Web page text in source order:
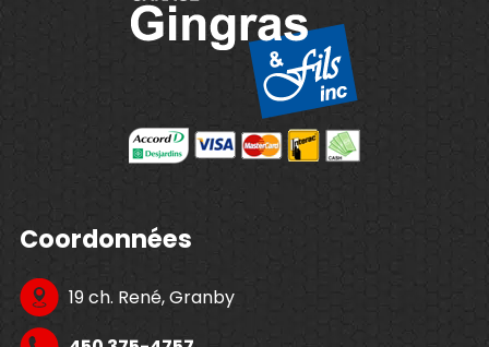
Coordonnées
19 ch. René, Granby